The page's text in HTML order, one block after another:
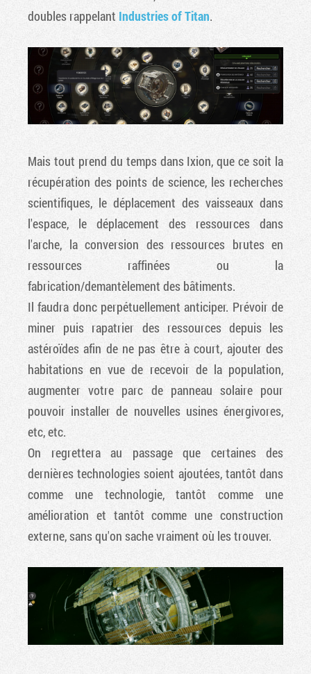
doubles rappelant Industries of Titan.
Mais tout prend du temps dans Ixion, que ce soit la
récupération des points de science, les recherches
scientifiques, le déplacement des vaisseaux dans
l'espace, le déplacement des ressources dans
l'arche, la conversion des ressources brutes en
ressources raffinées ou la
fabrication/demantèlement des bâtiments.
Il faudra donc perpétuellement anticiper. Prévoir de
miner puis rapatrier des ressources depuis les
astéroïdes afin de ne pas être à court, ajouter des
habitations en vue de recevoir de la population,
augmenter votre parc de panneau solaire pour
pouvoir installer de nouvelles usines énergivores,
etc, etc.
On regrettera au passage que certaines des
dernières technologies soient ajoutées, tantôt dans
comme une technologie, tantôt comme une
amélioration et tantôt comme une construction
externe, sans qu'on sache vraiment où les trouver.